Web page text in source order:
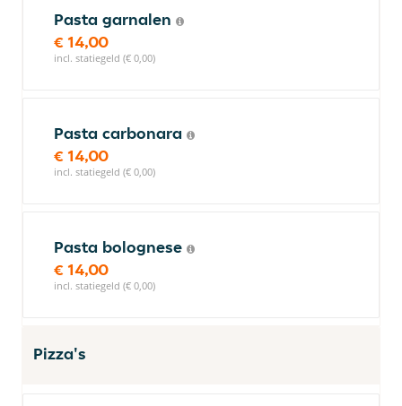
Pasta garnalen
€ 14,00
incl. statiegeld (€ 0,00)
Pasta carbonara
€ 14,00
incl. statiegeld (€ 0,00)
Pasta bolognese
€ 14,00
incl. statiegeld (€ 0,00)
Pizza's